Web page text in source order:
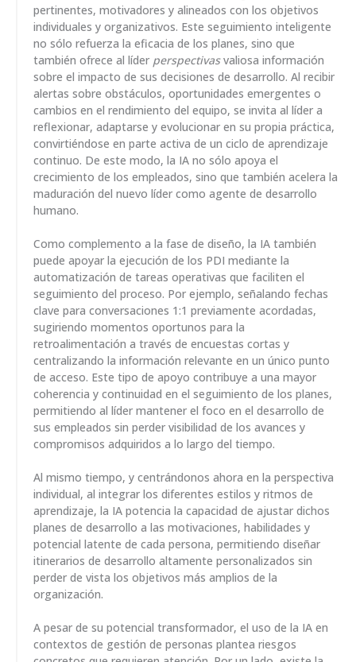
pertinentes, motivadores y alineados con los objetivos
individuales y organizativos. Este seguimiento inteligente
no sólo refuerza la eficacia de los planes, sino que
también ofrece al líder perspectivasvaliosa información
sobre el impacto de sus decisiones de desarrollo. Al recibir
alertas sobre obstáculos, oportunidades emergentes o
cambios en el rendimiento del equipo, se invita al líder a
reflexionar, adaptarse y evolucionar en su propia práctica,
convirtiéndose en parte activa de un ciclo de aprendizaje
continuo. De este modo, la IA no sólo apoya el
crecimiento de los empleados, sino que también acelera la
maduración del nuevo líder como agente de desarrollo
humano.
Como complemento a la fase de diseño, la IA también
puede apoyar la ejecución de los PDI mediante la
automatización de tareas operativas que faciliten el
seguimiento del proceso. Por ejemplo, señalando fechas
clave para conversaciones 1:1 previamente acordadas,
sugiriendo momentos oportunos para la
retroalimentación a través de encuestas cortas y
centralizando la información relevante en un único punto
de acceso. Este tipo de apoyo contribuye a una mayor
coherencia y continuidad en el seguimiento de los planes,
permitiendo al líder mantener el foco en el desarrollo de
sus empleados sin perder visibilidad de los avances y
compromisos adquiridos a lo largo del tiempo.
Al mismo tiempo, y centrándonos ahora en la perspectiva
individual, al integrar los diferentes estilos y ritmos de
aprendizaje, la IA potencia la capacidad de ajustar dichos
planes de desarrollo a las motivaciones, habilidades y
potencial latente de cada persona, permitiendo diseñar
itinerarios de desarrollo altamente personalizados sin
perder de vista los objetivos más amplios de la
organización.
A pesar de su potencial transformador, el uso de la IA en
contextos de gestión de personas plantea riesgos